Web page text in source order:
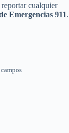
cualquier
Emergencias 911.